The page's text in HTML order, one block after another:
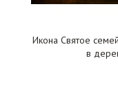
Икона Святое
в